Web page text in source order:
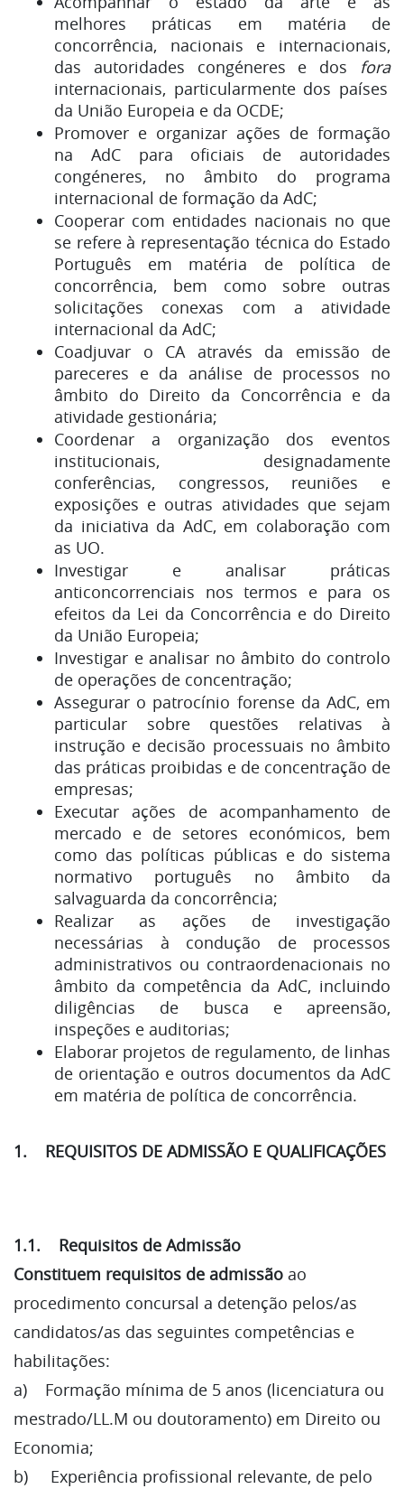
melhores práticas em matéria de
concorrência, nacionais e internacionais,
das autoridades congéneres e dos fora
internacionais, particularmente dos países
da União Europeia e da OCDE;
Promover e organizar ações de formação
na AdC para oficiais de autoridades
congéneres, no âmbito do programa
internacional de formação da AdC;
Cooperar com entidades nacionais no que
se refere à representação técnica do Estado
Português em matéria de política de
concorrência, bem como sobre outras
solicitações conexas com a atividade
internacional da AdC;
Coadjuvar o CA através da emissão de
pareceres e da análise de processos no
âmbito do Direito da Concorrência e da
atividade gestionária;
Coordenar a organização dos eventos
institucionais, designadamente
conferências, congressos, reuniões e
exposições e outras atividades que sejam
da iniciativa da AdC, em colaboração com
as UO.
Investigar e analisar práticas
anticoncorrenciais nos termos e para os
efeitos da Lei da Concorrência e do Direito
da União Europeia;
Investigar e analisar no âmbito do controlo
de operações de concentração;
Assegurar o patrocínio forense da AdC, em
particular sobre questões relativas à
instrução e decisão processuais no âmbito
das práticas proibidas e de concentração de
empresas;
Executar ações de acompanhamento de
mercado e de setores económicos, bem
como das políticas públicas e do sistema
normativo português no âmbito da
salvaguarda da concorrência;
Realizar as ações de investigação
necessárias à condução de processos
administrativos ou contraordenacionais no
âmbito da competência da AdC, incluindo
diligências de busca e apreensão,
inspeções e auditorias;
Elaborar projetos de regulamento, de linhas
de orientação e outros documentos da AdC
em matéria de política de concorrência.
1. REQUISITOS DE ADMISSÃO E QUALIFICAÇÕES
1.1. Requisitos de Admissão
Constituem requisitos de admissão ao
procedimento concursal a detenção pelos/as
candidatos/as das seguintes competências e
habilitações:
a) Formação mínima de 5 anos (licenciatura ou
mestrado/LL.M ou doutoramento) em Direito ou
Economia;
b) Experiência profissional relevante, de pelo